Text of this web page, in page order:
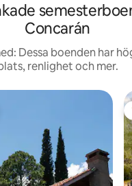
Concarán
Dessa boenden har
renlighet och mer.